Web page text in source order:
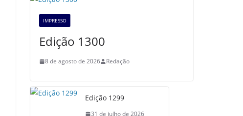
IMPRESSO
Edição 1300
8 de agosto de 2026 Redação
Edição 1299
31 de julho de 2026